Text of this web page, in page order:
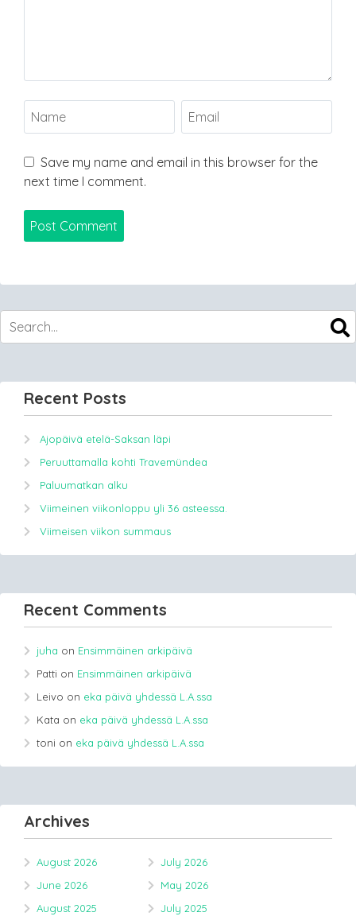
Save my name and email in this browser for the
next time I comment.
Recent Posts
Ajopäivä etelä-Saksan läpi
Peruuttamalla kohti Travemündea
Paluumatkan alku
Viimeinen viikonloppu yli 36 asteessa.
Viimeisen viikon summaus
Recent Comments
juha on Ensimmäinen arkipäivä
Patti on Ensimmäinen arkipäivä
Leivo on eka päivä yhdessä L.A.ssa
Kata on eka päivä yhdessä L.A.ssa
toni on eka päivä yhdessä L.A.ssa
Archives
August 2026
July 2026
June 2026
May 2026
August 2025
July 2025